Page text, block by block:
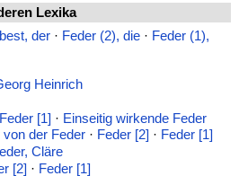
Lexika
der· Feder (2), die· Feder (1),
Heinrich
Feder [1] · Einseitig wirkende Feder
von der Feder· Feder [2] · Feder [1]
Cläre
[2] · Feder [1]